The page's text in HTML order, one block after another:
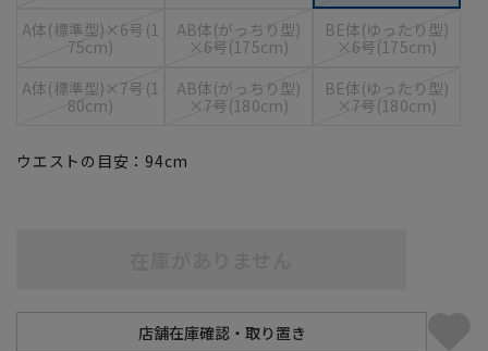
A体(標準型)×6号(1
75cm)
AB体(がっちり型)
×6号(175cm)
BE体(ゆったり型)
×6号(175cm)
A体(標準型)×7号(1
80cm)
AB体(がっちり型)
×7号(180cm)
BE体(ゆったり型)
×7号(180cm)
ウエストの目安： 94cm